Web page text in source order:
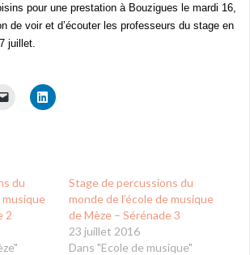
pour une prestation à Bouzigues le mardi 16,
de voir et d’écouter les professeurs du stage en
juillet.
du
musique
2
Stage de percussions du
monde de l’école de musique
de Mèze – Sérénade 3
23 juillet 2016
Dans "Ecole de musique"